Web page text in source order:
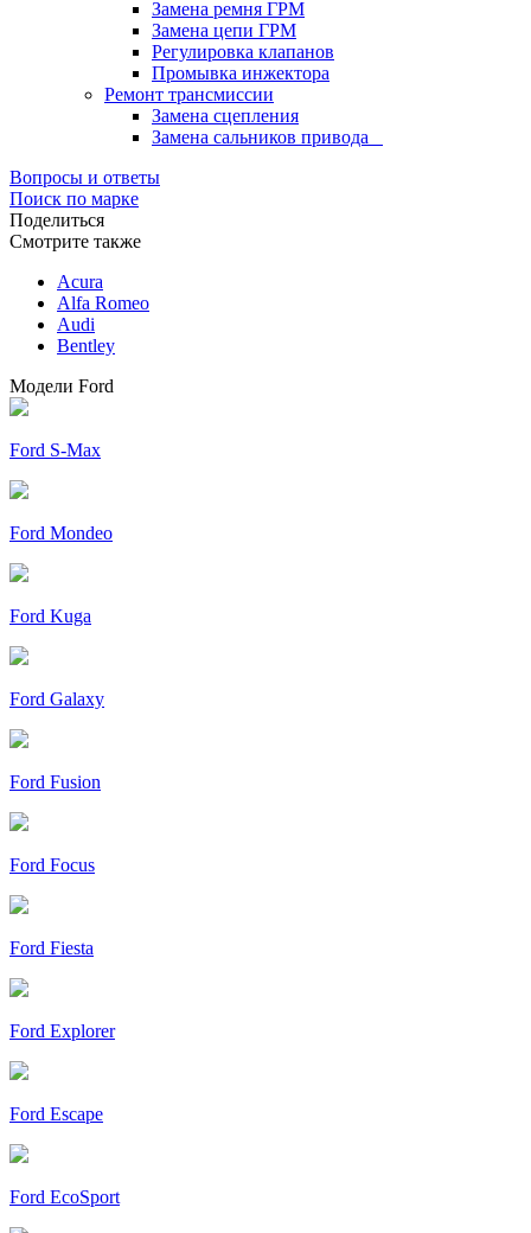
Замена ремня ГРМ
Замена цепи ГРМ
Регулировка клапанов
Промывка инжектора
Ремонт трансмиссии
Замена сцепления
Замена сальников привода
Вопросы и ответы
Поиск по марке
Поделиться
Смотрите также
Acura
Alfa Romeo
Audi
Bentley
Модели Ford
Ford S-Max
Ford Mondeo
Ford Kuga
Ford Galaxy
Ford Fusion
Ford Focus
Ford Fiesta
Ford Explorer
Ford Escape
Ford EcoSport